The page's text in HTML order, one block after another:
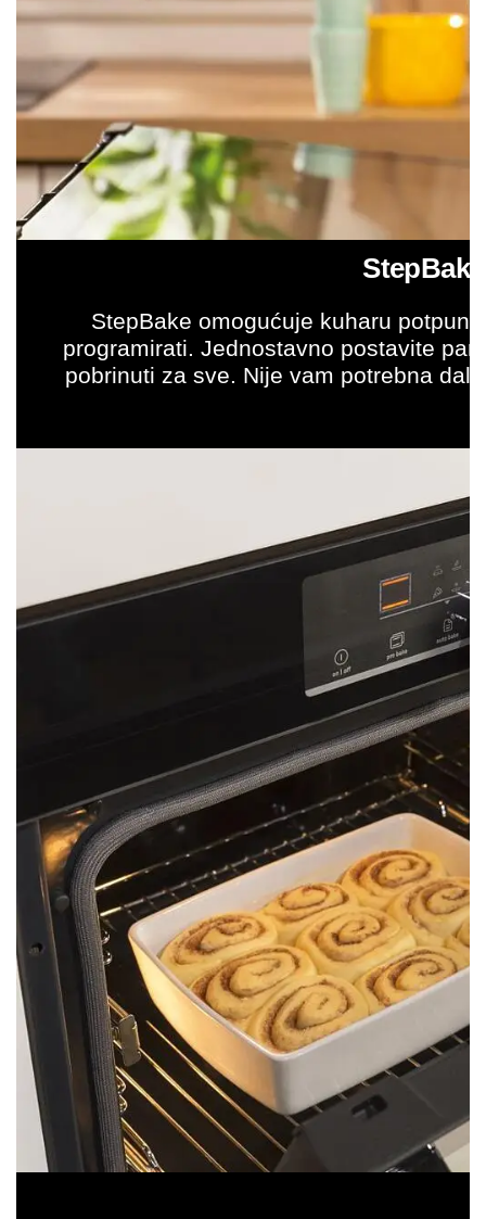
StepBake omogućuje kuharu
programirati. Jednostavno postavite
pobrinuti za sve. Nije vam potrebna